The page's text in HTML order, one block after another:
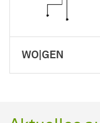
WO|GEN